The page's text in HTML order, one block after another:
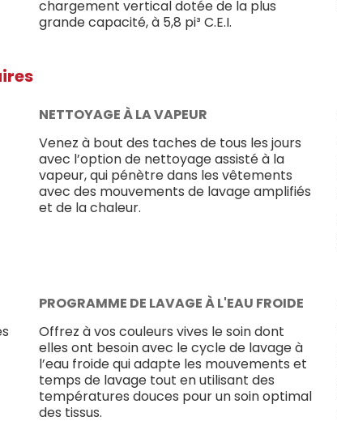
chargement vertical dotée de la plus
grande capacité, à 5,8 pi³ C.E.I.
NETTOYAGE À LA VAPEUR
Venez à bout des taches de tous les jours
avec l’option de nettoyage assisté à la
vapeur, qui pénètre dans les vêtements
avec des mouvements de lavage amplifiés
et de la chaleur.
PROGRAMME DE LAVAGE À L'EAU FROIDE
Offrez à vos couleurs vives le soin dont
elles ont besoin avec le cycle de lavage à
l’eau froide qui adapte les mouvements et
temps de lavage tout en utilisant des
températures douces pour un soin optimal
des tissus.